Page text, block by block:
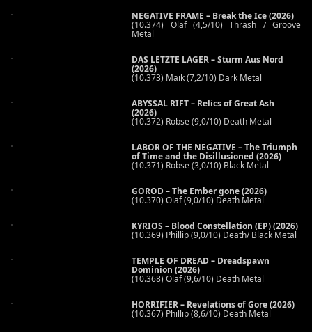
NEGATIVE FRAME – Break the Ice (2026)
(10.374) Olaf (4,5/10) Thrash / Groove
Metal
DAS LETZTE LAGER – Sturm Aus Nord
(2026)
(10.373) Maik (7,2/10) Dark Metal
ABYSSAL RIFT – Relics of Great Ash
(2026)
(10.372) Robse (9,0/10) Death Metal
LABOR OF THE NEGATIVE – The Triumph
of Time and the Disillusioned (2026)
(10.371) Robse (3,0/10) Black Metal
GOROD – The Ember gone (2026)
(10.370) Olaf (9,0/10) Death Metal
KYRIOS – Blood Constellation (EP) (2026)
(10.369) Phillip (9,0/10) Death/ Black Metal
TEMPLE OF DREAD – Dreadspawn
Dominion (2026)
(10.368) Olaf (9,6/10) Death Metal
HORRIFIER – Revelations of Gore (2026)
(10.367) Phillip (8,6/10) Death Metal